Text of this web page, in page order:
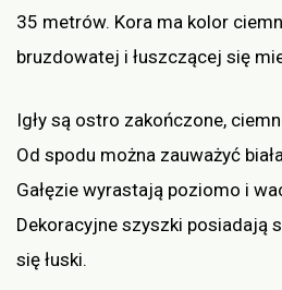
35 metrów. Kora ma kolor
bruzdowatej i łuszczącej się
Igły są ostro zakończone,
Od spodu można zauważyć
Gałęzie wyrastają poziomo i
Dekoracyjne szyszki posiadają
się łuski.